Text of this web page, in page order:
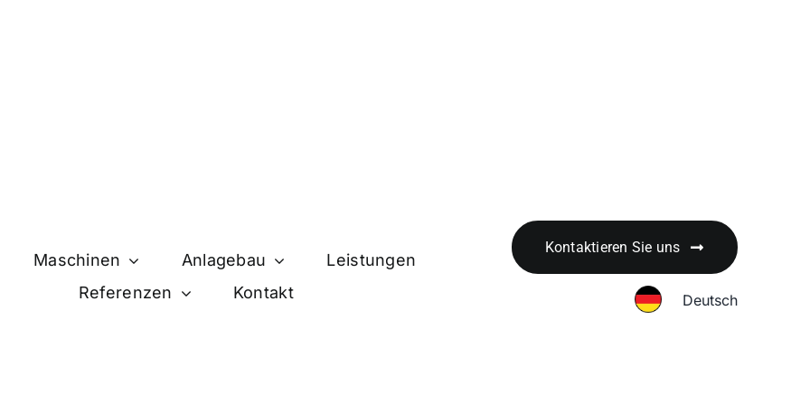
Maschinen Anlagebau
Leistungen
Referenzen
Kontakt
Kontaktieren Sie uns
Deutsch